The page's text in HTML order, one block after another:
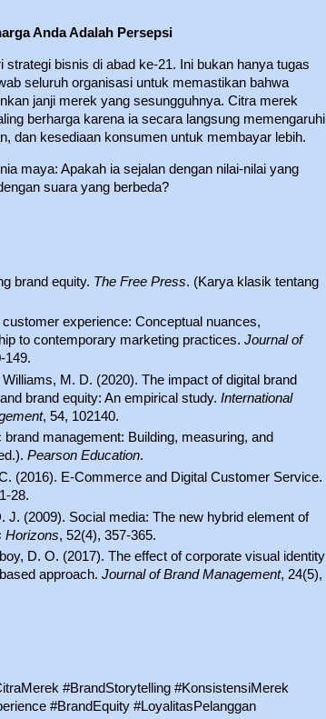
Anda Adalah Persepsi
strategi bisnis di abad ke-21. Ini bukan hanya tugas
seluruh organisasi untuk memastikan bahwa
janji merek yang sesungguhnya. Citra merek
berharga karena ia secara langsung memengaruhi
dan kesediaan konsumen untuk membayar lebih.
maya: Apakah ia sejalan dengan nilai-nilai yang
suara yang berbeda?
brand equity. The Free Press. (Karya klasik tentang
experience: Conceptual nuances,
to contemporary marketing practices. Journal of
149.
M. D. (2020). The impact of digital brand
brand equity: An empirical study. International
, 54, 102140.
brand management: Building, measuring, and
Pearson Education.
(2016). E-Commerce and Digital Customer Service.
28.
J. (2009). Social media: The new hybrid element of
Horizons, 52(4), 357-365.
D. O. (2017). The effect of corporate visual identity
approach. Journal of Brand Management, 24(5),
#BrandStorytelling #KonsistensiMerek
#BrandEquity #LoyalitasPelanggan